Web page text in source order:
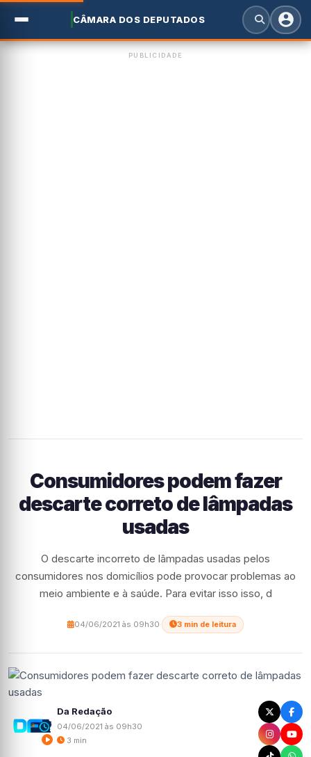
CÂMARA DOS DEPUTADOS
PUBLICIDADE
Consumidores podem fazer
descarte correto de lâmpadas
usadas
O descarte incorreto de lâmpadas usadas pelos
consumidores nos domicílios pode provocar problemas ao
meio ambiente e à saúde. Para evitar isso isso, d
04/06/2021 às 09h30 3 min de leitura
Da Redação
04/06/2021 às 09h30
3 min